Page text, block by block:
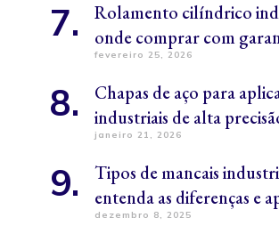
Rolamento cilíndrico
onde comprar com
fevereiro 25, 2026
Chapas de aço para
industriais de alta
janeiro 21, 2026
Tipos de mancais
entenda as diferenças e
dezembro 8, 2025